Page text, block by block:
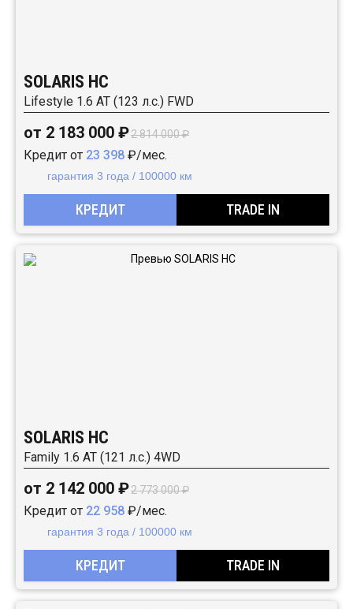
SOLARIS HC
Lifestyle 1.6 AT (123 л.с.) FWD
от 2 183 000 ₽2 814 000 ₽
Кредит от 23 398 ₽/мес.
гарантия 3 года / 100000 км
КРЕДИТ TRADE IN
SOLARIS HC
Family 1.6 AT (121 л.с.) 4WD
от 2 142 000 ₽2 773 000 ₽
Кредит от 22 958 ₽/мес.
гарантия 3 года / 100000 км
КРЕДИТ TRADE IN